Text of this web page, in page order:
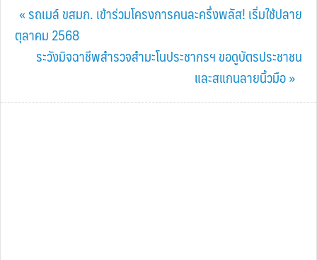
Previous
Post:
« รถเมล์ ขสมก. เข้าร่วมโครงการคนละครึ่งพลัส! เริ่มใช้ปลาย
ตุลาคม 2568
Next
ระวังมิจฉาชีพสำรวจสำมะโนประชากรฯ ขอดูบัตรประชาชน
และสแกนลายนิ้วมือ »